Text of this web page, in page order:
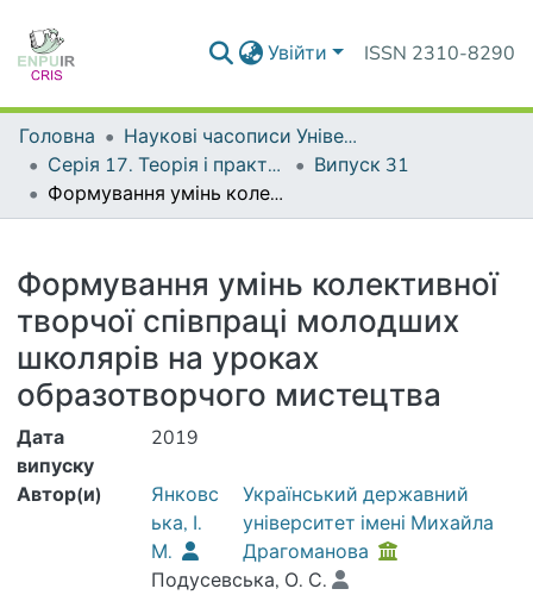
Увійти ISSN 2310-8290
Головна
Наукові часописи Університету
Серія 17. Теорія і практика навчання та виховання
Випуск 31
Формування умінь колективної творчої співпраці молодших школярів на уроках образотворчого мистецтва
Формування умінь колективної
творчої співпраці молодших
школярів на уроках
образотворчого мистецтва
Дата
випуску
2019
Автор(и)
Янковс
ька, І.
М.
Український державний
університет імені Михайла
Драгоманова
Подусевська, О. С.